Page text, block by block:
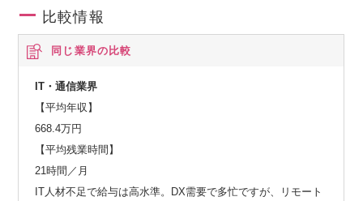
自治体などの市場に展開していきます。
海外市場を対象として、セーファーシティ（パブリックセー
フティ、デジタル・ガバメント、デジタル・ファイナン
ス）、サービスプロバイダ向けソフトウェア・サービス、海
洋システムなどを提供しています。AI、IoT関連の先端技術を
活用し、安全・安心で効率・公平な都市の実現をはじめとす
る社会課題の解決に貢献していきます。
比較情報
同じ業界の比較
IT・通信業界
【平均年収】
668.4万円
【平均残業時間】
21時間／月
IT人材不足で給与は高水準。DX需要で多忙ですが、リモート